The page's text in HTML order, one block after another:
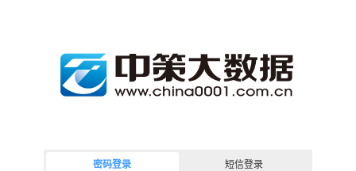
密码登录 短信登录